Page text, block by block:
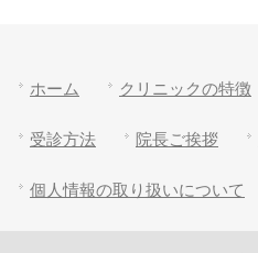
ホーム クリニックの特徴
受診方法 院長ご挨拶
個人情報の取り扱いについて